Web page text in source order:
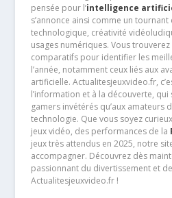
pensée pour l’intelligence
s’annonce ainsi comme un
technologique, créativité
usages numériques. Vous
comparatifs pour identifier les
l’année, notamment ceux liés aux
artificielle. Actualitesjeuxvideo.fr,
l’information et à la découverte, qui
gamers invétérés qu’aux amateurs
technologie. Que vous soyez
jeux vidéo, des performances de la
jeux très attendus en 2025, notre
accompagner. Découvrez dès
passionnant du divertissement et
Actualitesjeuxvideo.fr !